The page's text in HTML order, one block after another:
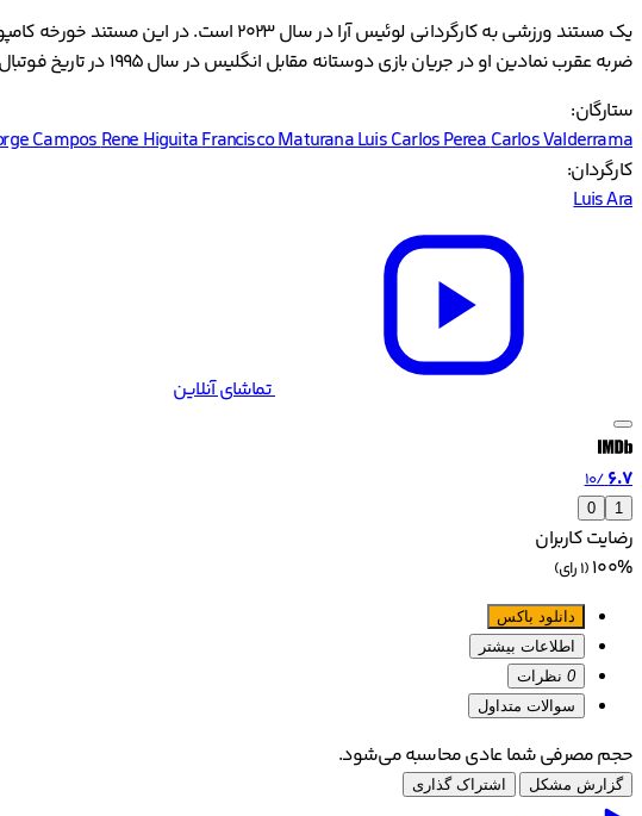
یک مستند ورزشی به کارگردانی لوئیس آرا
ضربه عقرب نمادین او در جریان بازی دوستانه مقابل انگلیس در سال 1995 در تاریخ فوتبال ثبت شده است. این مستند از ضربه جسورانه او به عقرب گرفته تا مبارزات شخصی، پرتره‌ای زنده از یک نماد فوتبال را ترسیم می‌کند.
ستارگان:
CamposRene HiguitaFrancisco MaturanaLuis Carlos PereaCarlos Valderrama
کارگردان:
Luis Ara
تماشای آنلاین
6.7
/10
1
0
رضایت کاربران
100% (1 رای)
دانلود باکس
اطلاعات بیشتر
0 نظرات
سوالات متداول
حجم مصرفی شما عادی محاسبه می‌شود.
گزارش مشکل اشتراک گذاری